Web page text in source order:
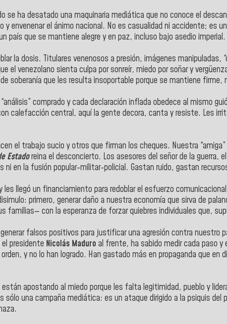
se ha desatado una maquinaria mediática que no conoce el
envenenar el ánimo nacional. No es casualidad ni accidente; es
país que se mantiene alegre y en paz, incluso bajo asedio imperial.
la dosis. Titulares venenosos a presión, imágenes manipuladas,
venezolano sienta culpa por sonreír, miedo por soñar y
soberanía que les resulta insoportable porque se mantiene
comprado y cada declaración inflada obedece al mismo
calefacción central, aquí la gente decora, canta y resiste. Les
el trabajo sucio y otros que firman los cheques. Nuestra “amiga”
Estadoreina el desconcierto. Los asesores del señor de la guerra,
en la fusión popular-militar-policial. Gastan ruido, gastan
llegó un financiamiento para redoblar el esfuerzo
primero, generar daño a nuestra economía que sirva de
con la esperanza de forzar quiebres individuales que,
falsos positivos para justificar una agresión contra
presidente Nicolás Maduro al frente, ha sabido medir cada paso
y no lo han logrado. Han gastado más en propaganda que en
apostando al miedo porque les falta legitimidad, pueblo y
sólo una campaña mediática: es un ataque dirigido a la psiquis del